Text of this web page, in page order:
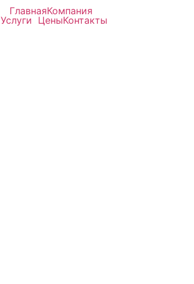
ГлавнаяКомпания
Услуги ЦеныКонтакты